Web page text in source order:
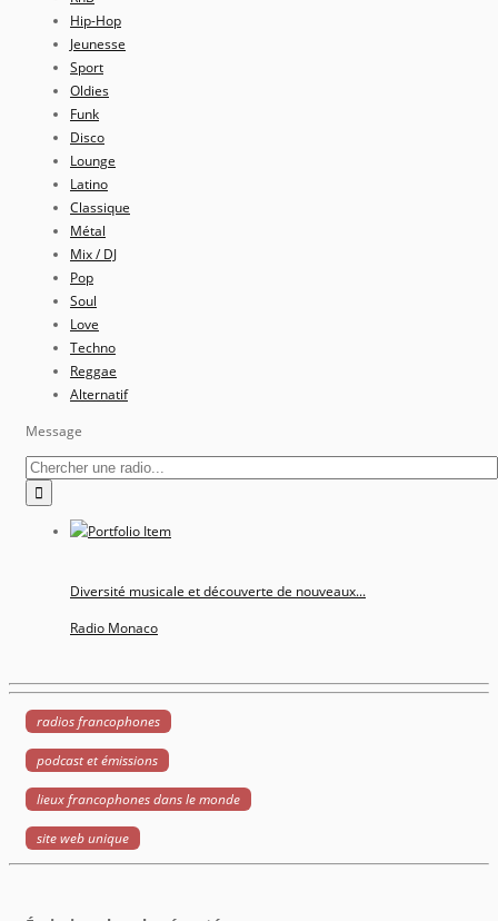
Hip-Hop
Jeunesse
Sport
Oldies
Funk
Disco
Lounge
Latino
Classique
Métal
Mix / DJ
Pop
Soul
Love
Techno
Reggae
Alternatif
Message
Diversité musicale et découverte de nouveaux...
Radio Monaco
radios francophones
podcast et émissions
lieux francophones dans le monde
site web unique